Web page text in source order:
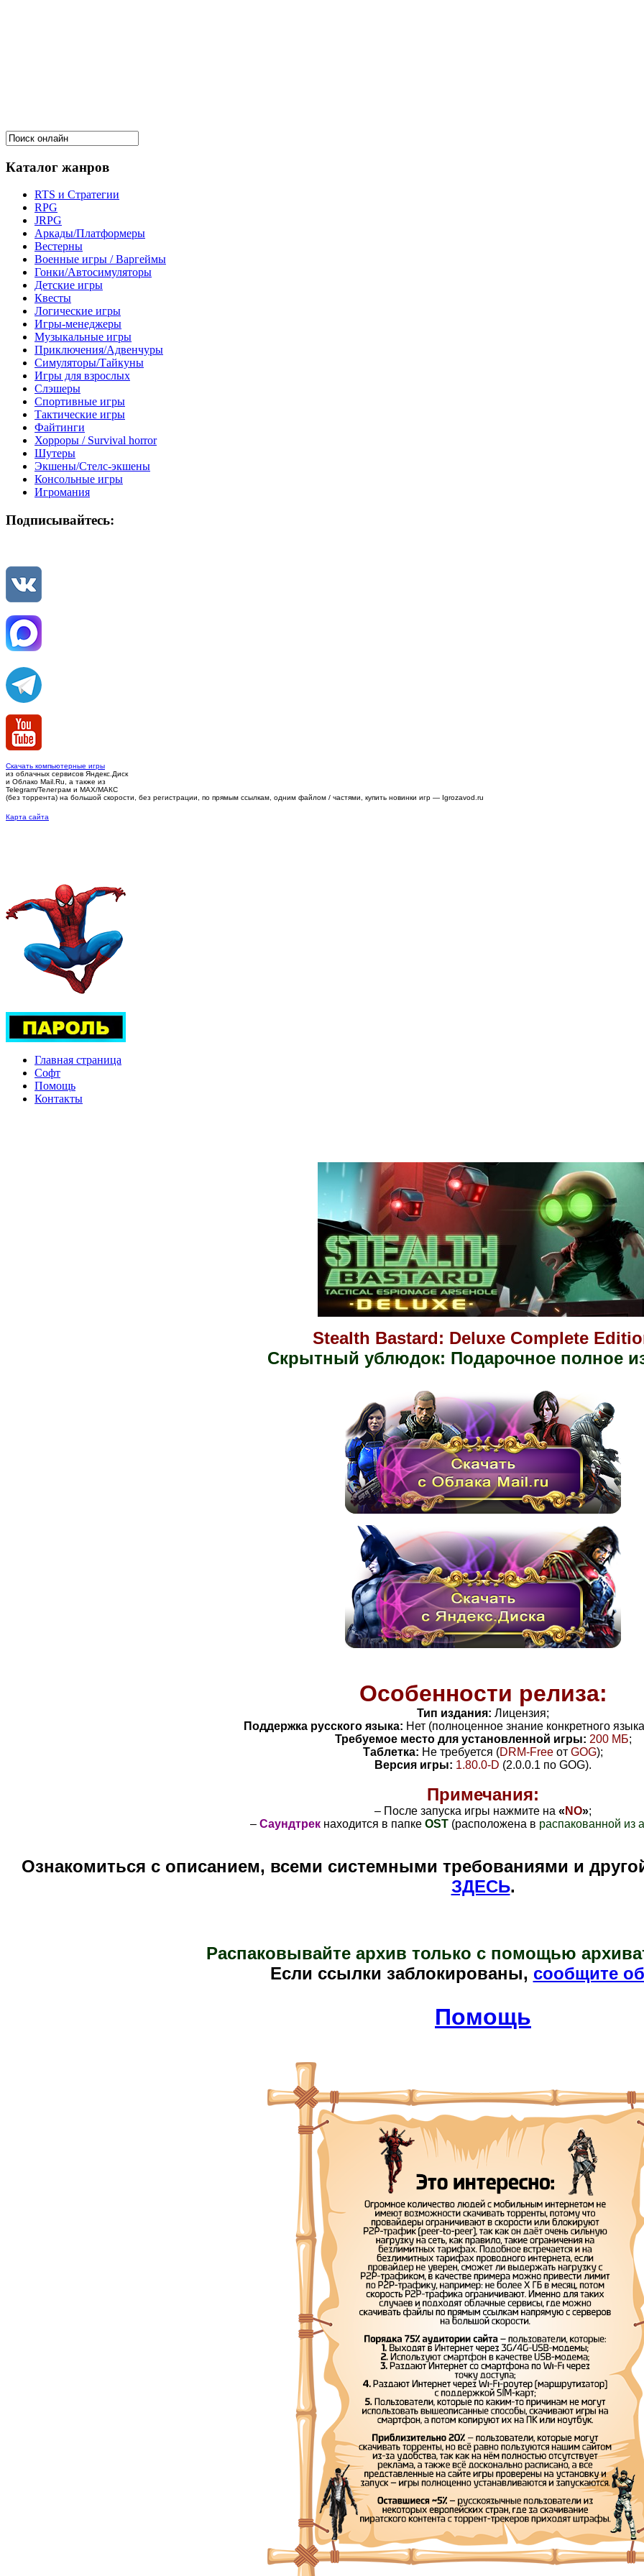
Каталог жанров
RTS и Стратегии
RPG
JRPG
Аркады/Платформеры
Вестерны
Военные игры / Варгеймы
Гонки/Автосимуляторы
Детские игры
Квесты
Логические игры
Игры-менеджеры
Музыкальные игры
Приключения/Адвенчуры
Симуляторы/Тайкуны
Игры для взрослых
Слэшеры
Спортивные игры
Тактические игры
Файтинги
Хорроры / Survival horror
Шутеры
Экшены/Стелс-экшены
Консольные игры
Игромания
Подписывайтесь:
Скачать компьютерные игры
из облачных сервисов Яндекс.Диск
и Облако Mail.Ru, а также из
Telegram/Телеграм и MAX/МАКС
(без торрента) на большой скорости, без регистрации, по прямым ссылкам, одним файлом / частями, купить новинки игр — Igrozavod.ru
Карта сайта
Главная страница
Софт
Помощь
Контакты
Stealth Bastard: Deluxe Complete
Скрытный ублюдок: Подарочное полное
Особенности релиза:
Тип издания: Лицензия;
Поддержка русского языка: Нет (полноценное знание конкретного
Требуемое место для установленной игры: 200 МБ;
Таблетка: Не требуется (DRM-Free от GOG);
Версия игры: 1.80.0-D (2.0.0.1 по GOG).
Примечания:
– После запуска игры нажмите на « NO»;
– Саундтрекнаходится в папке OST(расположена в распакованной из
Ознакомиться с описанием, всеми системными требованиями и
ЗДЕСЬ.
Распаковывайте архив только с помощью
Если ссылки заблокированы, сообщите
Помощь